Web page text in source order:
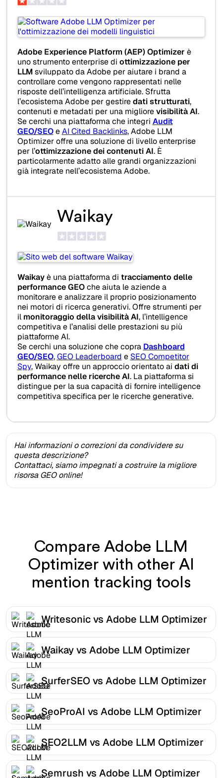
Adobe Experience Platform (AEP) Optimizer è
uno strumento enterprise di ottimizzazione per
LLMsviluppato da Adobe per aiutare i brand a
controllare come vengono rappresentati nelle
risposte dell’intelligenza artificiale. Sfrutta
l’ecosistema Adobe per gestiredati strutturati,
contenuti e metadati per una migliorevisibilità AI.
Se cerchi una piattaforma che integri Audit
GEO/SEOeAI Cited Backlinks, Adobe LLM
Optimizer offre una soluzione di livello enterprise
per l’ottimizzazione dei contenuti AI. È
particolarmente adatto alle grandi organizzazioni
già integrate nell’ecosistema Adobe.
Waikay
Waikayè una piattaforma di tracciamento delle
performance GEOche aiuta le aziende a
monitorare e analizzare il proprio posizionamento
nei motori di ricerca generativi. Offre strumenti per
il monitoraggio della visibilità AI, l’intelligence
competitiva e l’analisi delle prestazioni su più
piattaforme AI.
Se cerchi una soluzione che copra Dashboard
GEO/SEO,GEO Leaderboard e SEO Competitor
Spy, Waikay offre un approccio orientato ai dati di
performance nelle ricerche AI. La piattaforma si
distingue per la sua capacità di fornire intelligence
competitiva specifica per le ricerche generative.
Hai informazioni o correzioni da condividere su
questa descrizione?
Contattaci, siamo impegnati a costruire la migliore
risorsa GEO online!
Compare Adobe LLM
Optimizer with other AI
mention tracking tools
Writesonic vs Adobe LLM Optimizer
Waikay vs Adobe LLM Optimizer
SurferSEO vs Adobe LLM Optimizer
SeoProAI vs Adobe LLM Optimizer
SEO2LLM vs Adobe LLM Optimizer
Semrush vs Adobe LLM Optimizer